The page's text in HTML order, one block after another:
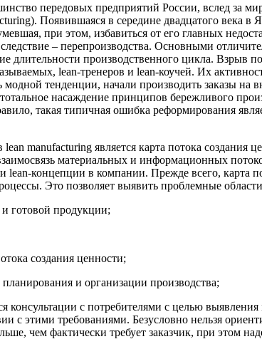
передовых предприятий России, вслед за
Появившаяся в середине двадцатого века
при этом, избавиться от его главных
– перепроизводства. Основными
длительности производственного цикла.
lean-тренеров и lean-коучей. Их
тенденции, начали производить заказы на
насаждение принципов бережливого
такая типичная ошибка реформирования
manufacturing является карта потока создания
материальных и информационных
концепции в компании. Прежде всего, карта
Это позволяет выявить проблемные
готовой продукции;
создания ценности;
и организации производства;
консультации с потребителями с целью
с этими требованиями. Безусловно нельзя
чем фактически требует заказчик, при этом